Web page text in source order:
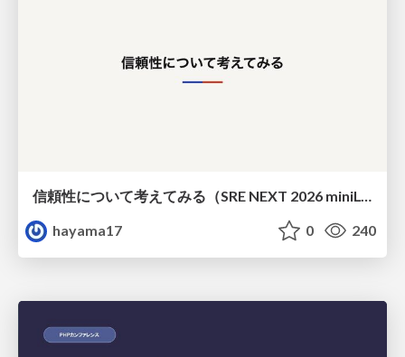
信頼性について考えてみる（SRE NEXT 2026 miniLT）
hayama17
0 240